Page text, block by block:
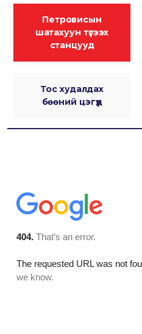
Петровисын
шатахуун түгээх
станцууд
Тос худалдах
бөөний цэгүүд